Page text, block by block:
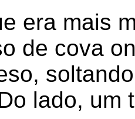
era mais
de cova
lado, um